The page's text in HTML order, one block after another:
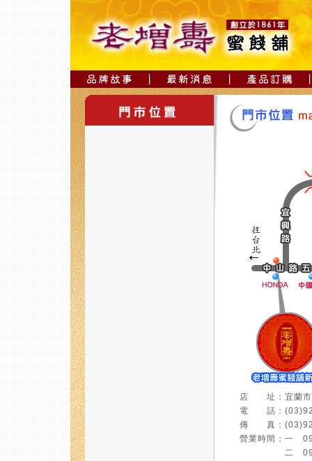
店 址：宜蘭市
電 話：
傳 真：
營業時間：一
二 09:00